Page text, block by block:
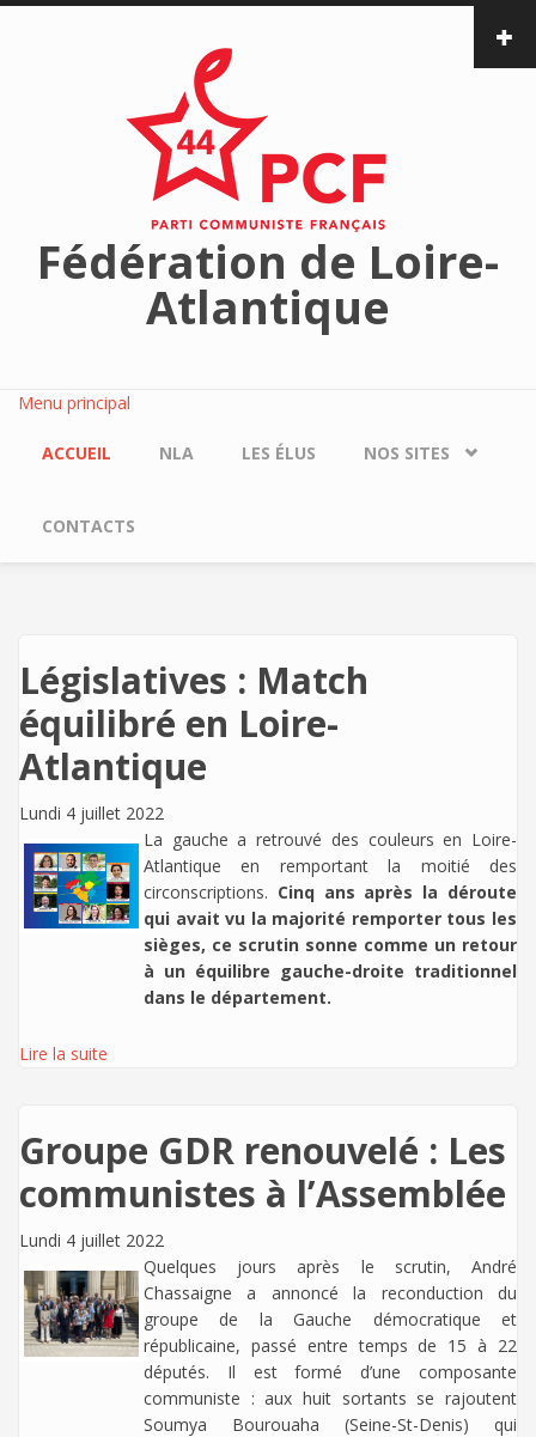
Aller au contenu principal
Fédération de Loire-
Atlantique
Menu principal
ACCUEIL NLA LES ÉLUS NOS SITES
CONTACTS
Législatives : Match
équilibré en Loire-
Atlantique
Lundi 4 juillet 2022
La gauche a retrouvé des couleurs en Loire-
Atlantique en remportant la moitié des
circonscriptions. Cinq ans après la déroute
qui avait vu la majorité remporter tous les
sièges, ce scrutin sonne comme un retour
à un équilibre gauche-droite traditionnel
dans le département.
Lire la suite
Groupe GDR renouvelé : Les
communistes à l’Assemblée
Lundi 4 juillet 2022
Quelques jours après le scrutin, André
Chassaigne a annoncé la reconduction du
groupe de la Gauche démocratique et
républicaine, passé entre temps de 15 à 22
députés. Il est formé d’une composante
communiste : aux huit sortants se rajoutent
Soumya Bourouaha (Seine-St-Denis) qui